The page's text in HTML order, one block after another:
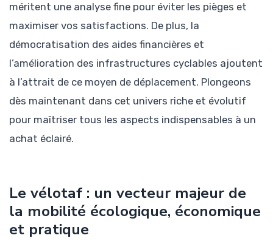
méritent une analyse fine pour éviter les pièges et
maximiser vos satisfactions. De plus, la
démocratisation des aides financières et
l’amélioration des infrastructures cyclables ajoutent
à l’attrait de ce moyen de déplacement. Plongeons
dès maintenant dans cet univers riche et évolutif
pour maîtriser tous les aspects indispensables à un
achat éclairé.
Le vélotaf : un vecteur majeur de
la mobilité écologique, économique
et pratique